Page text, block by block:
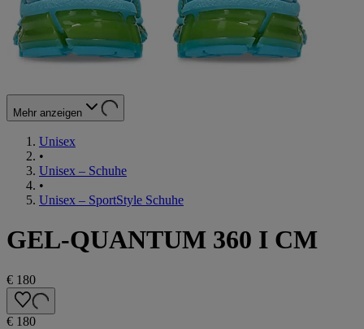
Mehr anzeigen
Unisex
•
Unisex – Schuhe
•
Unisex – SportStyle Schuhe
GEL-QUANTUM 360 I CM
€ 180
€ 180